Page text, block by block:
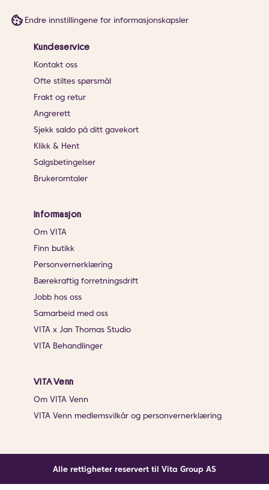
Endre innstillingene for informasjonskapsler
Kundeservice
Kontakt oss
Ofte stiltes spørsmål
Frakt og retur
Angrerett
Sjekk saldo på ditt gavekort
Klikk & Hent
Salgsbetingelser
Brukeromtaler
Informasjon
Om VITA
Finn butikk
Personvernerklæring
Bærekraftig forretningsdrift
Jobb hos oss
Samarbeid med oss
VITA x Jan Thomas Studio
VITA Behandlinger
VITA Venn
Om VITA Venn
VITA Venn medlemsvilkår og personvernerklæring
Alle rettigheter reservert til Vita Group AS